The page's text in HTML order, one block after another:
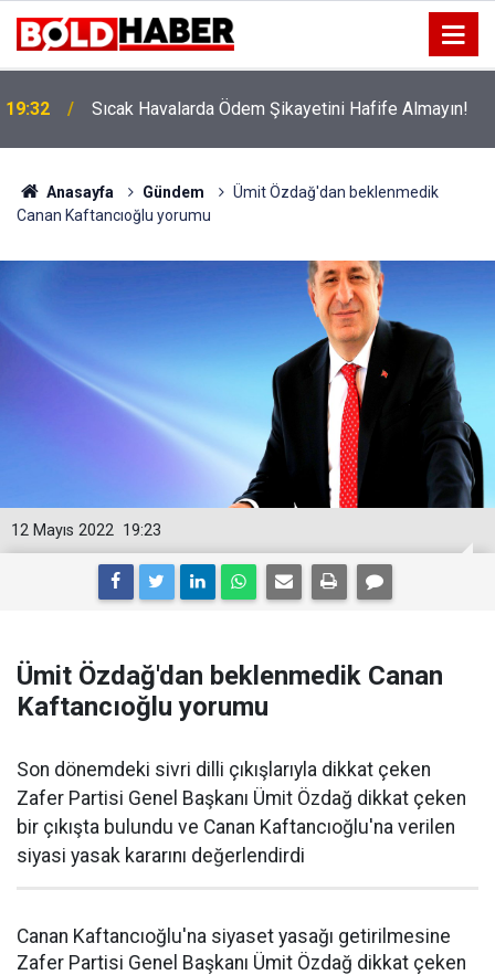
19:32 Sıcak Havalarda Ödem Şikayetini Hafife Almayın!
Anasayfa Gündem
Ümit Özdağ'dan beklenmedik
Canan Kaftancıoğlu yorumu
19:23
12 Mayıs 2022
Ümit Özdağ'dan beklenmedik Canan
Kaftancıoğlu yorumu
Son dönemdeki sivri dilli çıkışlarıyla dikkat çeken
Zafer Partisi Genel Başkanı Ümit Özdağ dikkat çeken
bir çıkışta bulundu ve Canan Kaftancıoğlu'na verilen
siyasi yasak kararını değerlendirdi
Canan Kaftancıoğlu'na siyaset yasağı getirilmesine
Zafer Partisi Genel Başkanı Ümit Özdağ dikkat çeken